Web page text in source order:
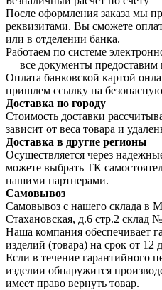
После оформления заказа мы
реквизитами. Вы сможете
или в отделении банка.
Работаем по системе
— все документы предоставим
Оплата банковской картой
пришлем ссылку на
Доставка по городу
Стоимость доставки
зависит от веса товара и
Доставка в другие регионы
Осуществляется через
можете выбрать ТК
нашими партнерами.
Самовывоз
Самовывоз с нашего склада в
Стахановская, д.6 стр.2 склад
Наша компания обеспечивает
изделий (товара) на срок от 12
Если в течение гарантийного
изделии обнаружится
имеет право вернуть товар.